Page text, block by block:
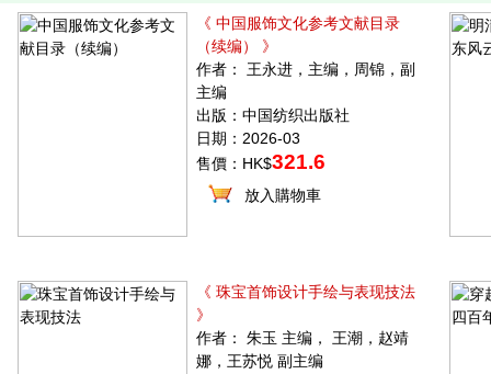
《 中国服饰文化参考文献目录
（续编） 》
作者： 王永进，主编，周锦，副
主编
出版：中国纺织出版社
日期：2026-03
售價：HK$321.6
放入購物車
《 珠宝首饰设计手绘与表现技法
》
作者： 朱玉 主编， 王潮，赵靖
娜，王苏悦 副主编